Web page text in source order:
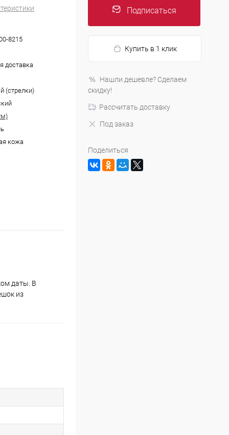
8215
доставка
(стрелки)
кожа
даты. В
из
Подписаться
Купить в 1 клик
Нашли дешевле? Сделаем
скидку!
Рассчитать доставку
Под заказ
Поделиться